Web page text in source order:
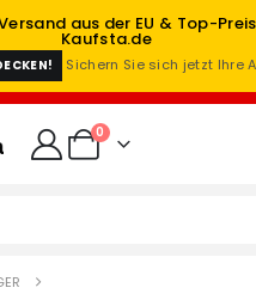
aus der EU & Top-
Kaufsta.de
Sichern Sie sich jetzt Ihre
0